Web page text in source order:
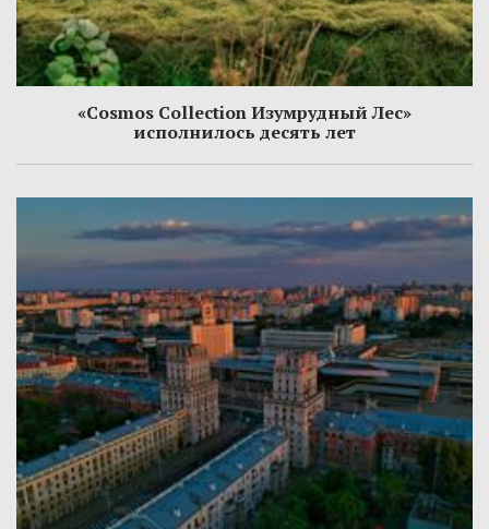
«Cosmos Collection Изумрудный Лес»
исполнилось десять лет